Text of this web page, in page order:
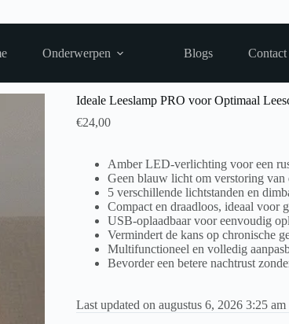
Onderwerpen Blogs Contact
Leescomfort
Ideale Leeslamp PRO voor Optimaal
€24,00
Amber LED-verlichting voor een
Geen blauw licht om verstoring van
5 verschillende lichtstanden en
Compact en draadloos, ideaal voor
USB-oplaadbaar voor eenvoudig
Vermindert de kans op chronische
Multifunctioneel en volledig
Bevorder een betere nachtrust
Last updated on augustus 6, 2026 3:25 am